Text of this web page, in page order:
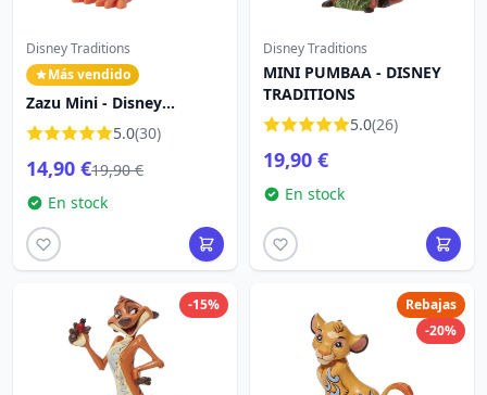
Disney Traditions
Más vendido
Zazu Mini - Disney
Traditions El Rey León
5.0(30)
14,90 €19,90 €
En stock
Disney Traditions
MINI PUMBAA - DISNEY
TRADITIONS
5.0(26)
19,90 €
En stock
-15%
Rebajas
-20%